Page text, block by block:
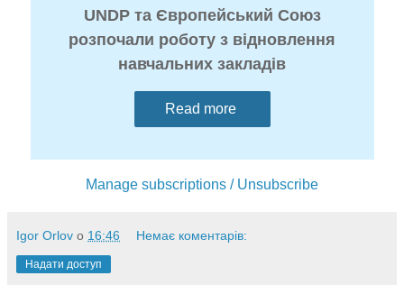
UNDP та Європейський Союз
розпочали роботу з відновлення
навчальних закладів
Read more
Manage subscriptions / Unsubscribe
Igor Orlov о 16:46 Немає коментарів:
Надати доступ